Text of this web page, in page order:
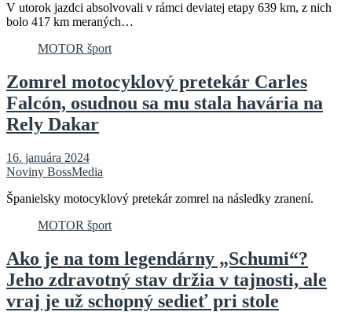
V utorok jazdci absolvovali v rámci deviatej etapy 639 km, z nich
bolo 417 km meraných…
MOTOR šport
Zomrel motocyklový pretekár Carles
Falcón, osudnou sa mu stala havária na
Rely Dakar
16. januára 2024
Noviny BossMedia
Španielsky motocyklový pretekár zomrel na následky zranení.
MOTOR šport
Ako je na tom legendárny „Schumi“?
Jeho zdravotný stav držia v tajnosti, ale
vraj je už schopný sedieť pri stole